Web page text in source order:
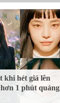
khi hét giá lên
1 phút quảng